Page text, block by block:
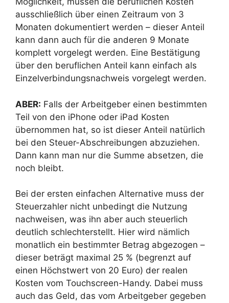
ausschließlich über einen Zeitraum von 3
Monaten dokumentiert werden – dieser Anteil
kann dann auch für die anderen 9 Monate
komplett vorgelegt werden. Eine Bestätigung
über den beruflichen Anteil kann einfach als
Einzelverbindungsnachweis vorgelegt werden.
ABER: Falls der Arbeitgeber einen bestimmten
Teil von den iPhone oder iPad Kosten
übernommen hat, so ist dieser Anteil natürlich
bei den Steuer-Abschreibungen abzuziehen.
Dann kann man nur die Summe absetzen, die
noch bleibt.
Bei der ersten einfachen Alternative muss der
Steuerzahler nicht unbedingt die Nutzung
nachweisen, was ihn aber auch steuerlich
deutlich schlechterstellt. Hier wird nämlich
monatlich ein bestimmter Betrag abgezogen –
dieser beträgt maximal 25 % (begrenzt auf
einen Höchstwert von 20 Euro) der realen
Kosten vom Touchscreen-Handy. Dabei muss
auch das Geld, das vom Arbeitgeber gegeben